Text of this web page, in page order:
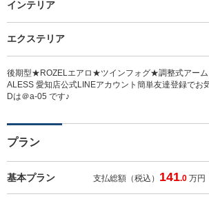
インテリア
エクステリア
後期型★ROZELエアロ★ツインフォグ★調整式アー
ALESS 愛知店公式LINEアカウント簡単友達登録で
Dは＠a-05 です♪
プラン
基本プラン 支払総額（税込） 141.0 万円